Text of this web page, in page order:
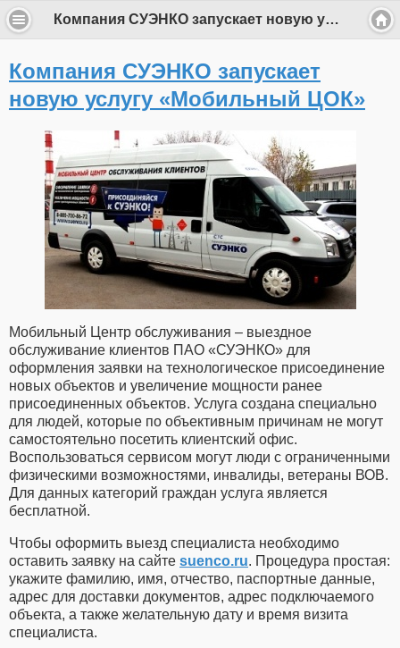
Компания СУЭНКО запускает новую услугу «Мобильный ЦОК»
Компания СУЭНКО запускает
новую услугу «Мобильный ЦОК»
Мобильный Центр обслуживания – выездное
обслуживание клиентов ПАО «СУЭНКО» для
оформления заявки на технологическое присоединение
новых объектов и увеличение мощности ранее
присоединенных объектов. Услуга создана специально
для людей, которые по объективным причинам не могут
самостоятельно посетить клиентский офис.
Воспользоваться сервисом могут люди с ограниченными
физическими возможностями, инвалиды, ветераны ВОВ.
Для данных категорий граждан услуга является
бесплатной.
Чтобы оформить выезд специалиста необходимо
оставить заявку на сайте suenco.ru. Процедура простая:
укажите фамилию, имя, отчество, паспортные данные,
адрес для доставки документов, адрес подключаемого
объекта, а также желательную дату и время визита
специалиста.